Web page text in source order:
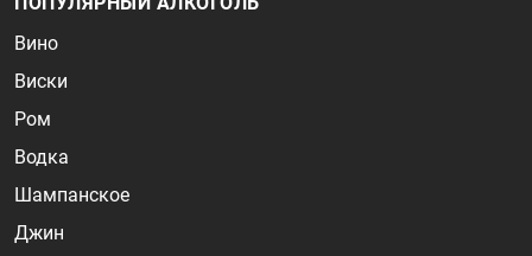
Вино
Виски
Ром
Водка
Шампанское
Джин